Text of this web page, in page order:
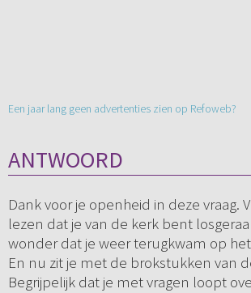
Een jaar lang geen advertenties zien op Refoweb?
ANTWOORD
Dank voor je openheid in deze vraag.
lezen dat je van de kerk bent
wonder dat je weer terugkwam op
En nu zit je met de brokstukken van
Begrijpelijk dat je met vragen loopt